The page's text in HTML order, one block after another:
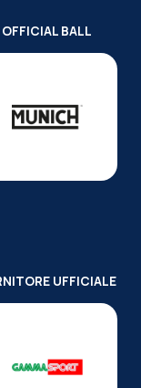
OFFICIAL BALL
UFFICIALE